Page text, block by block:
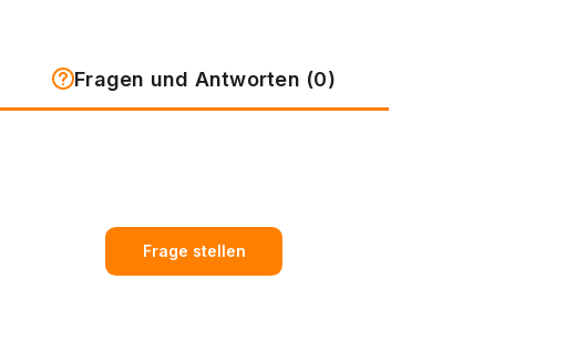
Fragen und Antworten (0)
Frage stellen